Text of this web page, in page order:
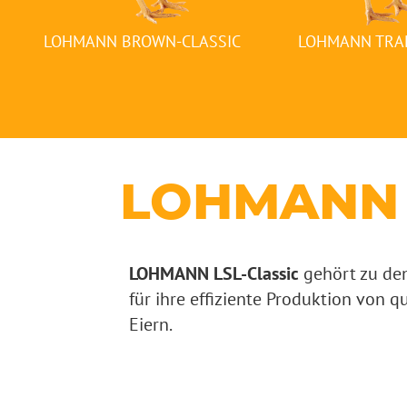
LOHMANN BROWN-CLASSIC LOHMANN
LOHMANN LSL-Classic gehört zu
für ihre effiziente Produktion von
Eiern.